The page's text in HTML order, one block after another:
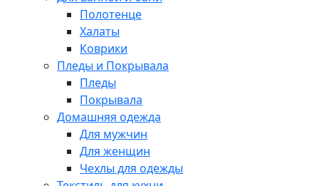
Полотенце
Халаты
Коврики
Пледы и Покрывала
Пледы
Покрывала
Домашняя одежда
Для мужчин
Для женщин
Чехлы для одежды